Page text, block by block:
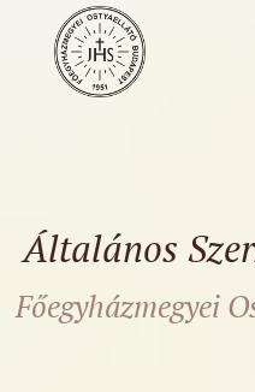
Általános
Főegyházmegyei